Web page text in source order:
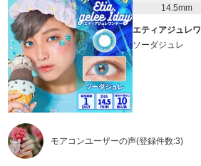
14.5mm
エティアジュレ
ソーダジュレ
モアコンユーザーの声(登録件数:3)